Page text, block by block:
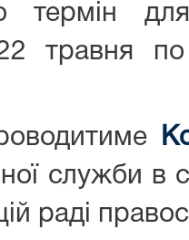
термін
травня
служби в
раді